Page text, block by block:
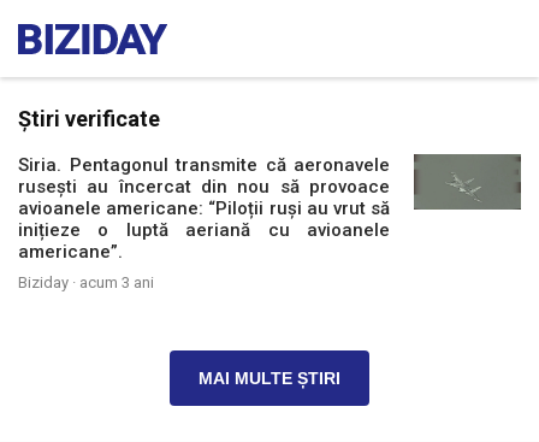
Știri verificate
Siria. Pentagonul transmite că aeronavele
rusești au încercat din nou să provoace
avioanele americane: “Piloții ruși au vrut să
inițieze o luptă aeriană cu avioanele
americane”.
Biziday · acum 3 ani
MAI MULTE ȘTIRI